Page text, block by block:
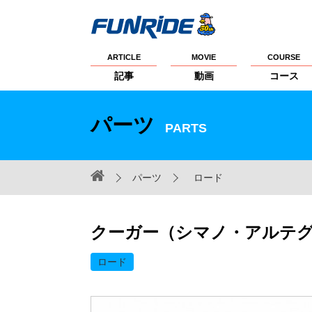
ARTICLE
記事
MOVIE
動画
COURSE
コース
パーツ PARTS
パーツ ロード
クーガー（シマノ・アルテ
ロード